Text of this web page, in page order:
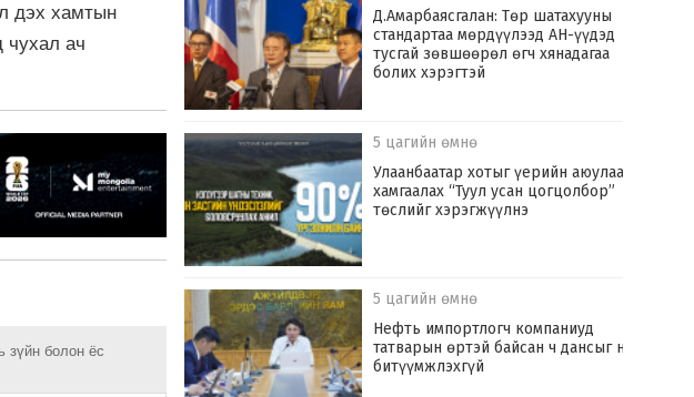
дэх хамтын
чухал ач
зүйн болон ёс
Д.Амарбаясгалан: Төр шатахууны
стандартаа мөрдүүлээд АН-үүдэд
тусгай зөвшөөрөл өгч хянадагаа
болих хэрэгтэй
5 цагийн өмнө
Улаанбаатар хотыг үерийн аюулаас
хамгаалах “Туул усан цогцолбор”
төслийг хэрэгжүүлнэ
5 цагийн өмнө
Нефть импортлогч компаниуд
татварын өртэй байсан ч дансыг нь
битүүмжлэхгүй